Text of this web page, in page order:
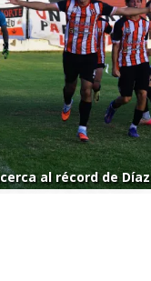
al récord de Díaz